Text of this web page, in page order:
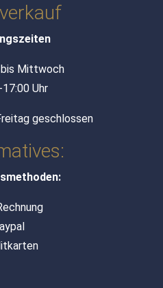
Mittwoch
Uhr
geschlossen